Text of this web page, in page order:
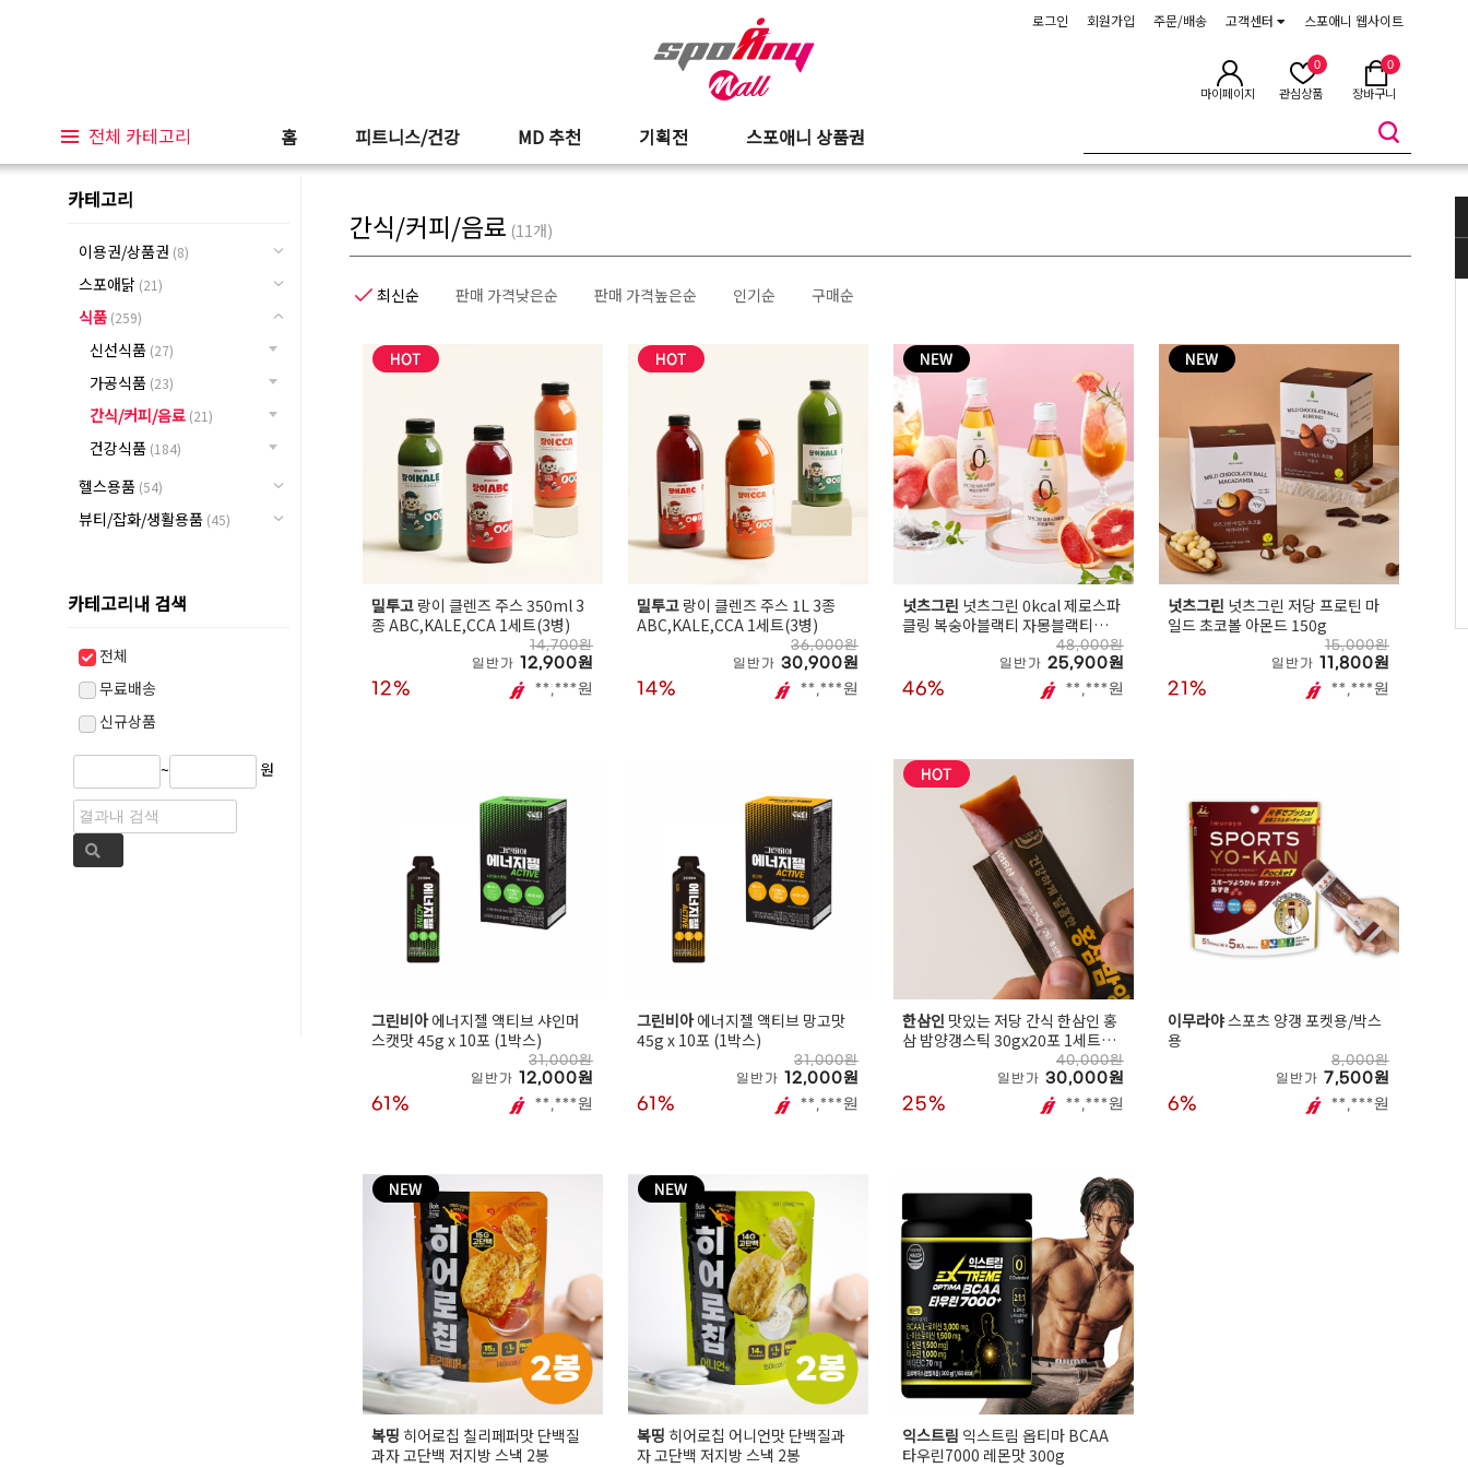
로그인 회원가입 주문/배송 고객센터 스포애니 웹사이트
마이페이지 관심상품
0
장바구니
0
홈 피트니스/건강 MD 추천 기획전 스포애니 상품권
전체 카테고리
카테고리
이용권/상품권 (8)
스포애닭 (21)
식품 (259)
신선식품 (27)
가공식품 (23)
간식/커피/음료 (21)
건강식품 (184)
헬스용품 (54)
뷰티/잡화/생활용품 (45)
카테고리내 검색
전체
무료배송
신규상품
~ 원
간식/커피/음료 (11개)
최신순 판매 가격낮은순 판매 가격높은순 인기순 구매순
밀투고 랑이 클렌즈 주스 350ml 3
종 ABC,KALE,CCA 1세트(3병)
14,700원
12%
일반가 12,900원
**,***원
밀투고 랑이 클렌즈 주스 1L 3종
ABC,KALE,CCA 1세트(3병)
36,000원
14%
일반가 30,900원
**,***원
넛츠그린 넛츠그린 0kcal 제로스파
클링 복숭아블랙티 자몽블랙티
48,000원
46%
일반가 25,900원
**,***원
넛츠그린 넛츠그린 저당 프로틴 마
일드 초코볼 아몬드 150g
15,000원
21%
일반가 11,800원
**,***원
그린비아에너지젤 액티브 샤인머
스캣맛 45g x 10포 (1박스)
31,000원
61%
일반가 12,000원
**,***원
그린비아에너지젤 액티브 망고맛
45g x 10포 (1박스)
31,000원
61%
일반가 12,000원
**,***원
한삼인 맛있는 저당 간식 한삼인 홍
삼 밤양갱스틱 30gx20포 1세트+쇼
40,000원
25%
일반가 30,000원
**,***원
이무라야스포츠 양갱 포켓용/박스
용
8,000원
6%
일반가 7,500원
**,***원
복띵 히어로칩 칠리페퍼맛 단백질
과자 고단백 저지방 스낵 2봉
복띵 히어로칩 어니언맛 단백질과
자 고단백 저지방 스낵 2봉
익스트림 익스트림 옵티마 BCAA
타우린7000 레몬맛 300g